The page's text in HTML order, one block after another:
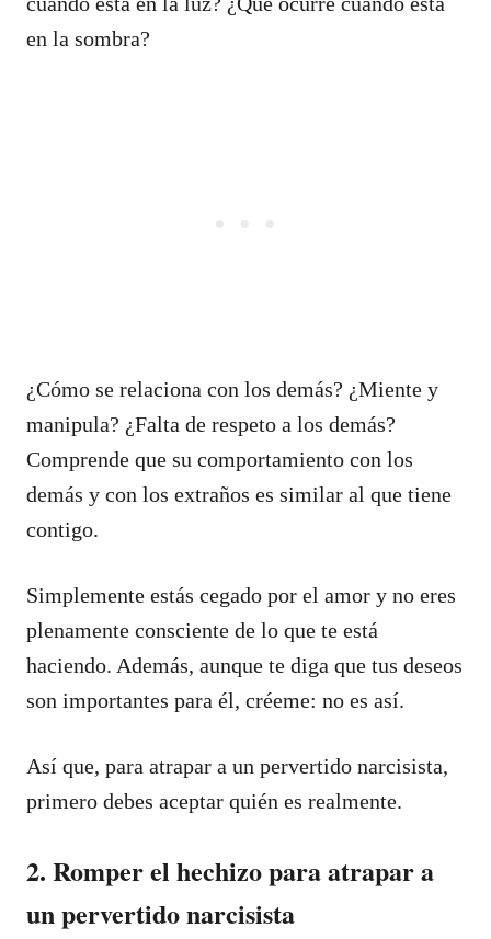
en la sombra?
¿Cómo se relaciona con los demás? ¿Miente y
manipula? ¿Falta de respeto a los demás?
Comprende que su comportamiento con los
demás y con los extraños es similar al que tiene
contigo.
Simplemente estás cegado por el amor y no eres
plenamente consciente de lo que te está
haciendo. Además, aunque te diga que tus deseos
son importantes para él, créeme: no es así.
Así que, para atrapar a un pervertido narcisista,
primero debes aceptar quién es realmente.
2. Romper el hechizo para atrapar a
un pervertido narcisista